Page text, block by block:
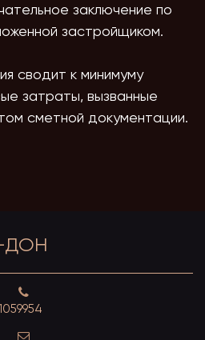
заключение по
застройщиком.
сводит к минимуму
затраты, вызванные
сметной документации.
ДОН